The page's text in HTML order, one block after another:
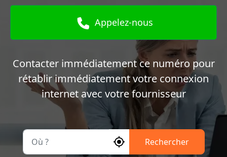
Appelez-nous
Contacter immédiatement ce numéro pour
rétablir immédiatement votre connexion
internet avec votre fournisseur
Rechercher